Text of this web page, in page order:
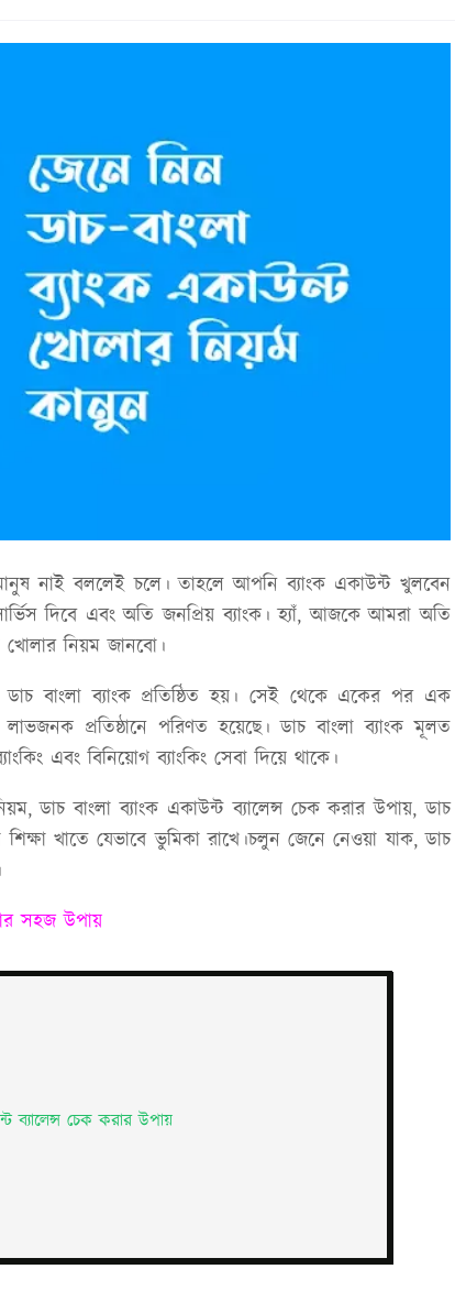
নাই বললেই চলে। তাহলে আপনি ব্যাংক একাউন্ট খুলবেন
দিবে এবং অতি জনপ্রিয় ব্যাংক। হ্যাঁ, আজকে আমরা অতি
খোলার নিয়ম জানবো।
বাংলা ব্যাংক প্রতিষ্ঠিত হয়। সেই থেকে একের পর এক
প্রতিষ্ঠানে পরিণত হয়েছে। ডাচ বাংলা ব্যাংক মূলত
এবং বিনিয়োগ ব্যাংকিং সেবা দিয়ে থাকে।
ডাচ বাংলা ব্যাংক একাউন্ট ব্যালেন্স চেক করার উপায়, ডাচ
খাতে যেভাবে ভুমিকা রাখে।চলুন জেনে নেওয়া যাক, ডাচ
সহজ উপায়
ব্যালেন্স চেক করার উপায়